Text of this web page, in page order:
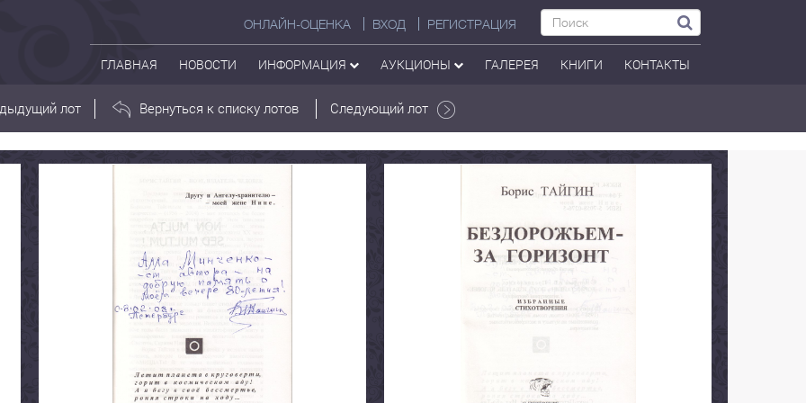
ОНЛАЙН-ОЦЕНКА ВХОД РЕГИСТРАЦИЯ
ГЛАВНАЯ НОВОСТИ ИНФОРМАЦИЯ АУКЦИОНЫ ГАЛЕРЕЯ КНИГИ КОНТАКТЫ
лот Вернуться к списку лотов Следующий лот